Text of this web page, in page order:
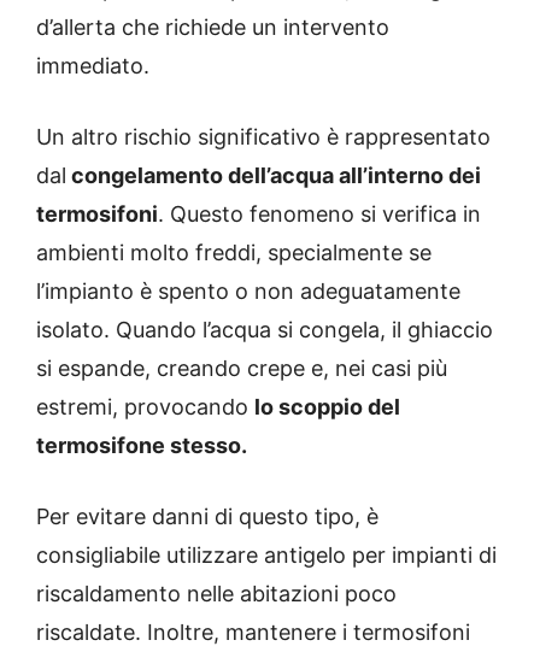
d’allerta che richiede un intervento
immediato.
Un altro rischio significativo è rappresentato
dal congelamento dell’acqua all’interno dei
termosifoni. Questo fenomeno si verifica in
ambienti molto freddi, specialmente se
l’impianto è spento o non adeguatamente
isolato. Quando l’acqua si congela, il ghiaccio
si espande, creando crepe e, nei casi più
estremi, provocando lo scoppio del
termosifone stesso.
Per evitare danni di questo tipo, è
consigliabile utilizzare antigelo per impianti di
riscaldamento nelle abitazioni poco
riscaldate. Inoltre, mantenere i termosifoni